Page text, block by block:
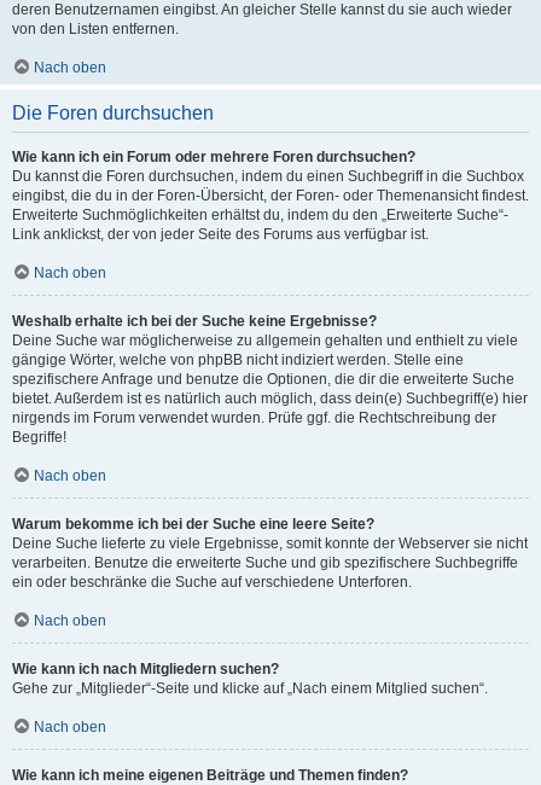
deren Benutzernamen eingibst. An gleicher Stelle kannst du sie auch wieder
von den Listen entfernen.
Nach oben
Die Foren durchsuchen
Wie kann ich ein Forum oder mehrere Foren durchsuchen?
Du kannst die Foren durchsuchen, indem du einen Suchbegriff in die Suchbox
eingibst, die du in der Foren-Übersicht, der Foren- oder Themenansicht findest.
Erweiterte Suchmöglichkeiten erhältst du, indem du den „Erweiterte Suche“-
Link anklickst, der von jeder Seite des Forums aus verfügbar ist.
Nach oben
Weshalb erhalte ich bei der Suche keine Ergebnisse?
Deine Suche war möglicherweise zu allgemein gehalten und enthielt zu viele
gängige Wörter, welche von phpBB nicht indiziert werden. Stelle eine
spezifischere Anfrage und benutze die Optionen, die dir die erweiterte Suche
bietet. Außerdem ist es natürlich auch möglich, dass dein(e) Suchbegriff(e) hier
nirgends im Forum verwendet wurden. Prüfe ggf. die Rechtschreibung der
Begriffe!
Nach oben
Warum bekomme ich bei der Suche eine leere Seite?
Deine Suche lieferte zu viele Ergebnisse, somit konnte der Webserver sie nicht
verarbeiten. Benutze die erweiterte Suche und gib spezifischere Suchbegriffe
ein oder beschränke die Suche auf verschiedene Unterforen.
Nach oben
Wie kann ich nach Mitgliedern suchen?
Gehe zur „Mitglieder“-Seite und klicke auf „Nach einem Mitglied suchen“.
Nach oben
Wie kann ich meine eigenen Beiträge und Themen finden?